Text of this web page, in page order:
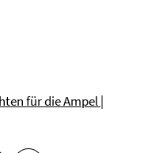
für die Ampel |